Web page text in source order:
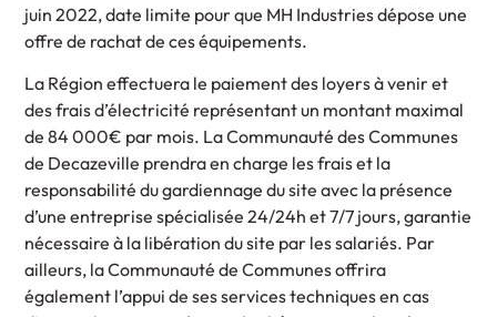
juin 2022, date limite pour que MH Industries dépose une
offre de rachat de ces équipements.
La Région effectuera le paiement des loyers à venir et
des frais d’électricité représentant un montant maximal
de 84 000€ par mois. La Communauté des Communes
de Decazeville prendra en charge les frais et la
responsabilité du gardiennage du site avec la présence
d’une entreprise spécialisée 24/24h et 7/7 jours, garantie
nécessaire à la libération du site par les salariés. Par
ailleurs, la Communauté de Communes offrira
également l’appui de ses services techniques en cas